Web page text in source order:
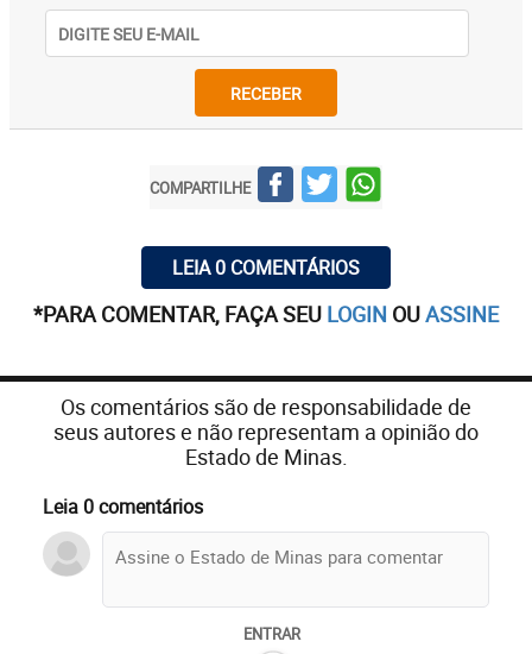
RECEBER
COMPARTILHE
LEIA 0 COMENTÁRIOS
*PARA COMENTAR, FAÇA SEU LOGIN OUASSINE
Os comentários são de responsabilidade de
seus autores e não representam a opinião do
Estado de Minas.
Leia 0 comentários
ENTRAR